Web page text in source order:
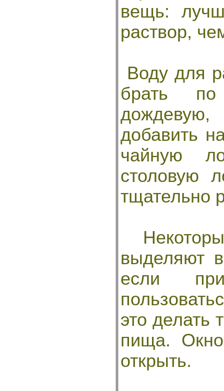
вещь:
раствор,
Воду для
брать
добавить
чайную
столовую
тщательно
выделяют
если
это делать
пища.
открыть.